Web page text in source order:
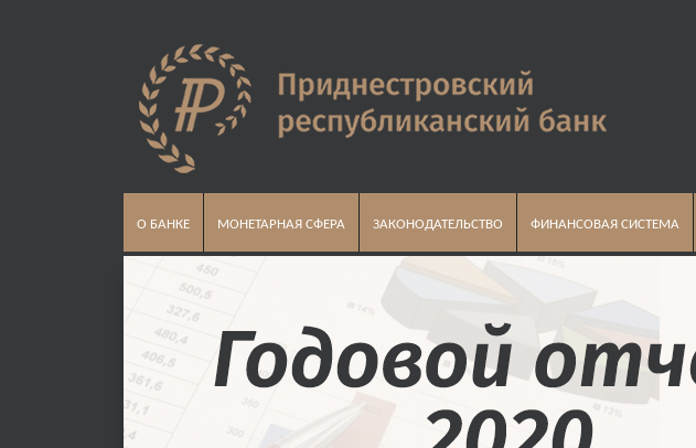
О БАНКЕ МОНЕТАРНАЯ СФЕРА ЗАКОНОДАТЕЛЬСТВО ФИНАНСОВАЯ СИСТЕМА